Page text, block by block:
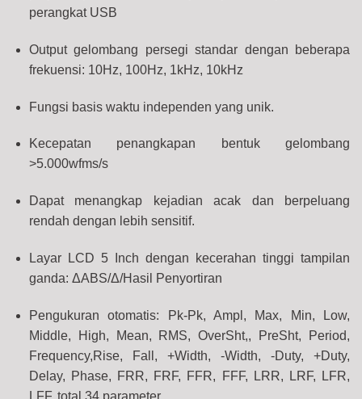
perangkat USB
Output gelombang persegi standar dengan beberapa
frekuensi: 10Hz, 100Hz, 1kHz, 10kHz
Fungsi basis waktu independen yang unik.
Kecepatan penangkapan bentuk gelombang
>5.000wfms/s
Dapat menangkap kejadian acak dan berpeluang
rendah dengan lebih sensitif.
Layar LCD 5 Inch dengan kecerahan tinggi tampilan
ganda: ΔABS/Δ/Hasil Penyortiran
Pengukuran otomatis: Pk-Pk, Ampl, Max, Min, Low,
Middle, High, Mean, RMS, OverSht,, PreSht, Period,
Frequency,Rise, Fall, +Width, -Width, -Duty, +Duty,
Delay, Phase, FRR, FRF, FFR, FFF, LRR, LRF, LFR,
LFF, total 34 parameter